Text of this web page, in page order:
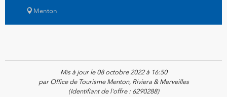
Menton
Mis à jour le 08 octobre 2022 à 16:50
par Office de Tourisme Menton, Riviera & Merveilles
(Identifiant de l'offre : 6290288)